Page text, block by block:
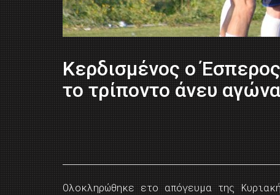
Κερδισμένος ο
το τρίποντο άνευ
Ολοκληρώθηκε ετο απόγευμα της